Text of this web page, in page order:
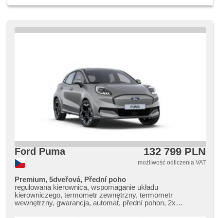
fabryczne, USB, bluetooth, digitální příjem rádia (DAB),
przyciemniane szyby, felgi aluminiowe, czujnik ciśnienia
Ford Puma 132 799 PLN
możliwość odliczenia VAT
Premium, 5dveřová, Přední poho
regulowana kierownica, wspomaganie układu
kierowniczego, termometr zewnętrzny, termometr
wewnętrzny, gwarancja, automat, přední pohon, 2x